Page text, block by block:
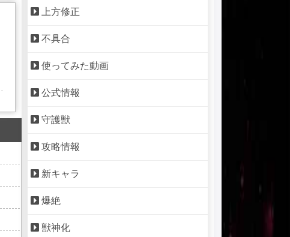
上方修正
不具合
使ってみた動画
公式情報
守護獣
攻略情報
新キャラ
爆絶
獣神化